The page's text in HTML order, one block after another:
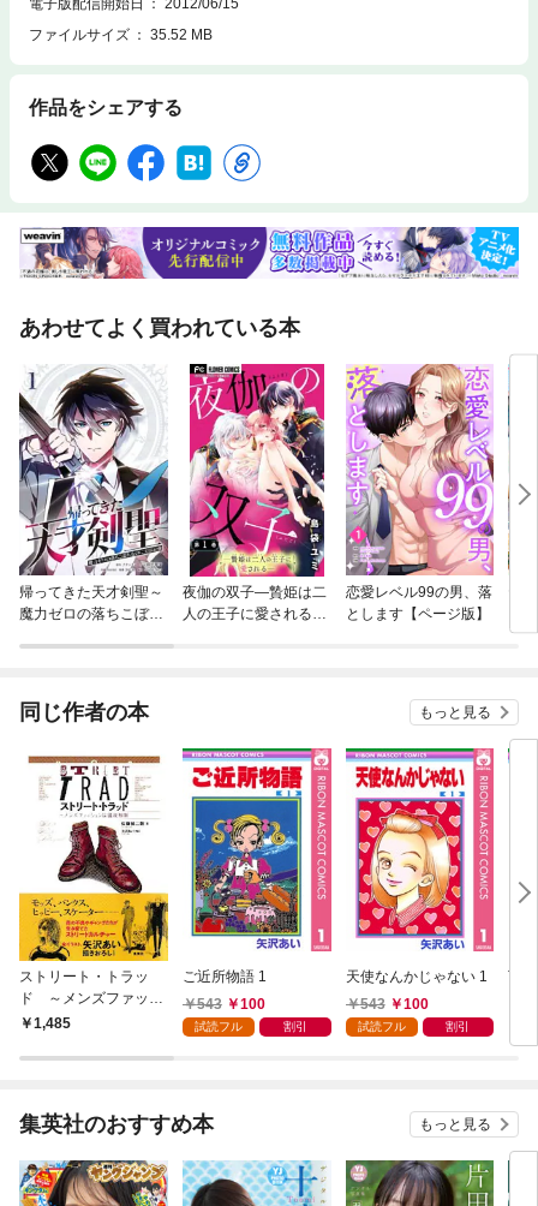
ファイルサイズ
35.52 MB
作品をシェアする
あわせてよく買われている本
帰ってきた天才剣聖～
魔力ゼロの落ちこぼれ
夜伽の双子—贄姫は二
人の王子に愛される—
恋愛レベル99の男、落
とします【ページ版】
同じ作者の本 もっと見る
ストリート・トラッ
ド ～メンズファッシ
ョンは温故知新
1,485
ご近所物語 1
543
100
試読フル 割引
天使なんかじゃない 1
543
100
試読フル 割引
下
集英社のおすすめ本 もっと見る